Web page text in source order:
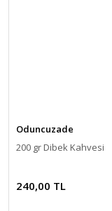
Oduncuzade
200 gr Dibek Kahvesi
240,00 TL